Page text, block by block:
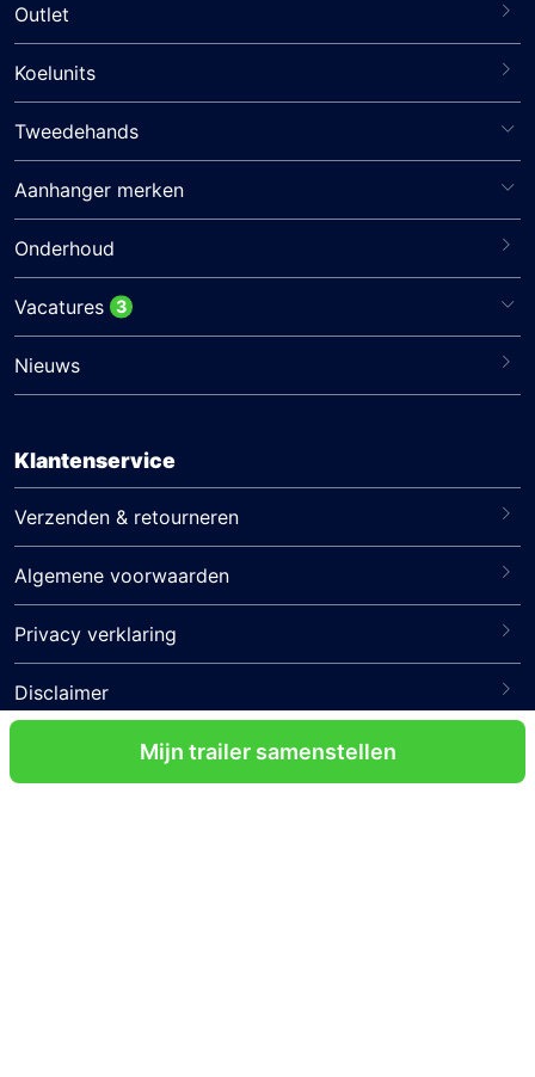
Mijn trailer samenstellen
Outlet
Koelunits
Tweedehands
Aanhanger merken
Onderhoud
Vacatures 3
Nieuws
Klantenservice
Verzenden & retourneren
Algemene voorwaarden
Privacy verklaring
Disclaimer
Veelgestelde vragen